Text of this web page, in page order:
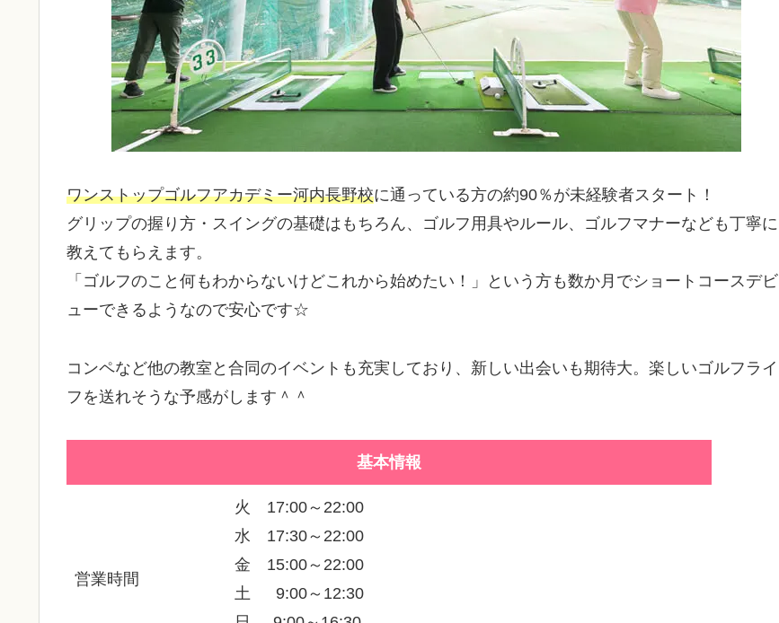
ワンストップゴルフアカデミー河内長野校に通っている方の約90％が未経験者スタート！
グリップの握り方・スイングの基礎はもちろん、ゴルフ用具やルール、ゴルフマナーなども丁寧に
教えてもらえます。
「ゴルフのこと何もわからないけどこれから始めたい！」という方も数か月でショートコースデビ
ューできるようなので安心です☆
コンペなど他の教室と合同のイベントも充実しており、新しい出会いも期待大。楽しいゴルフライ
フを送れそうな予感がします＾＾
基本情報
営業時間
火 17:00～22:00
水 17:30～22:00
金 15:00～22:00
土 9:00～12:30